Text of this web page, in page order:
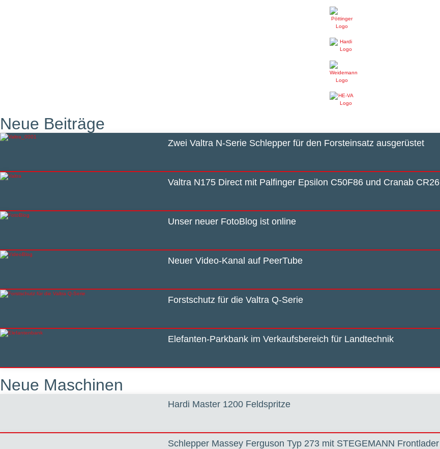
Neue Beiträge
Zwei Valtra N-Serie Schlepper für den Forsteinsatz ausgerüstet
Valtra N175 Direct mit Palfinger Epsilon C50F86 und Cranab CR26
Unser neuer FotoBlog ist online
Neuer Video-Kanal auf PeerTube
Forstschutz für die Valtra Q-Serie
Elefanten-Parkbank im Verkaufsbereich für Landtechnik
Neue Maschinen
Hardi Master 1200 Feldspritze
Schlepper Massey Ferguson Typ 273 mit STEGEMANN Frontlader